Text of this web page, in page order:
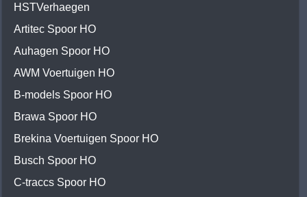
HSTVerhaegen
Artitec Spoor HO
Auhagen Spoor HO
AWM Voertuigen HO
B-models Spoor HO
Brawa Spoor HO
Brekina Voertuigen Spoor HO
Busch Spoor HO
C-traccs Spoor HO